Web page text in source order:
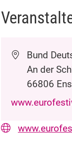
Bund
An der
66806